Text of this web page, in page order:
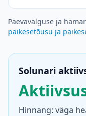
Päevavalguse ja
päikesetõusu ja
Solunari
Hinnang: väga